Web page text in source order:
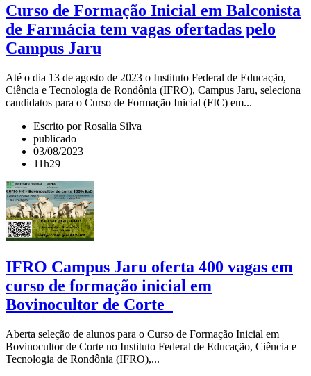
Curso de Formação Inicial em Balconista
de Farmácia tem vagas ofertadas pelo
Campus Jaru
Até o dia 13 de agosto de 2023 o Instituto Federal de Educação,
Ciência e Tecnologia de Rondônia (IFRO), Campus Jaru, seleciona
candidatos para o Curso de Formação Inicial (FIC) em...
Escrito por Rosalia Silva
publicado
03/08/2023
11h29
IFRO Campus Jaru oferta 400 vagas em
curso de formação inicial em
Bovinocultor de Corte
Aberta seleção de alunos para o Curso de Formação Inicial em
Bovinocultor de Corte no Instituto Federal de Educação, Ciência e
Tecnologia de Rondônia (IFRO),...